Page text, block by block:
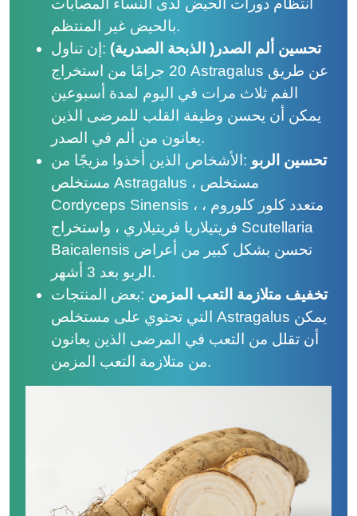
انتظام دورات الحيض لدى النساء المصابات
بالحيض غير المنتظم.
تحسين ألم الصدر ( الذبحة الصدرية) : إن تناول
20 جرامًا من استخراج Astragalus عن طريق
الفم ثلاث مرات في اليوم لمدة أسبوعين
يمكن أن يحسن وظيفة القلب للمرضى الذين
يعانون من ألم في الصدر.
تحسين الربو : الأشخاص الذين أخذوا مزيجًا من
مستخلص Astragalus ، مستخلص
Cordyceps Sinensis ، متعدد كلور كلوروم ،
فريتيلاريا فريتيلاري ، واستخراج Scutellaria
Baicalensis تحسن بشكل كبير من أعراض
الربو بعد 3 أشهر.
تخفيف متلازمة التعب المزمن :بعض المنتجات
التي تحتوي على مستخلص Astragalus يمكن
أن تقلل من التعب في المرضى الذين يعانون
من متلازمة التعب المزمن.